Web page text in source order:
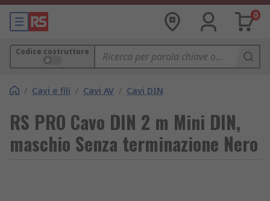
0
Codice costruttore
/ Cavi e fili / Cavi AV / Cavi DIN
RS PRO Cavo DIN 2 m Mini DIN,
maschio Senza terminazione Nero